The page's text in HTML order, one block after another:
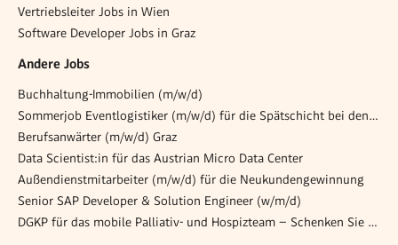
Vertriebsleiter Jobs in Wien
Software Developer Jobs in Graz
Andere Jobs
Buchhaltung-Immobilien (m/w/d)
Sommerjob Eventlogistiker (m/w/d) für die Spätschicht bei den Opernfestspiele in St. Margarethen
Berufsanwärter (m/w/d) Graz
Data Scientist:in für das Austrian Micro Data Center
Außendienstmitarbeiter (m/w/d) für die Neukundengewinnung
Senior SAP Developer & Solution Engineer (w/m/d)
DGKP für das mobile Palliativ- und Hospizteam – Schenken Sie (sich) Lebensqualität! (26/04/WPB)